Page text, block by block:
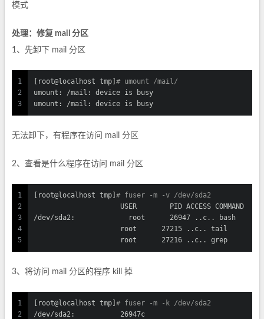
模式
处理：修复 mail 分区
1、先卸下 mail 分区
1
2
3
[root@localhost tmp] # umount /mail/
umount: /mail: device is busy
umount: /mail: device is busy
无法卸下，有程序在访问 mail 分区
2、查看是什么程序在访问 mail 分区
1
2
3
4
5
[root@localhost tmp] # fuser -m -v /dev/sda2
                     USER        PID ACCESS COMMAND
/dev/sda2:             root      26947 ..c.. bash
                     root      27215 ..c.. tail
                     root      27216 ..c.. grep
3、将访问 mail 分区的程序 kill 掉
1
2
[root@localhost tmp] # fuser -m -k /dev/sda2
/dev/sda2:           26947c